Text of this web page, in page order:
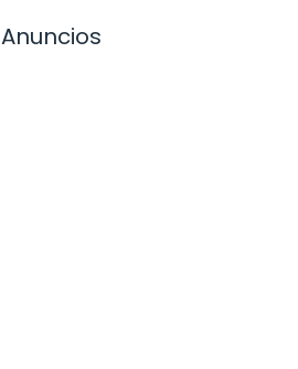
Anuncios